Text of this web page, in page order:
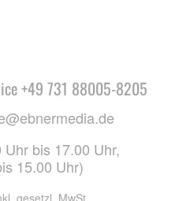
+49 731 88005-8205
bis 17.00 Uhr,
15.00 Uhr)